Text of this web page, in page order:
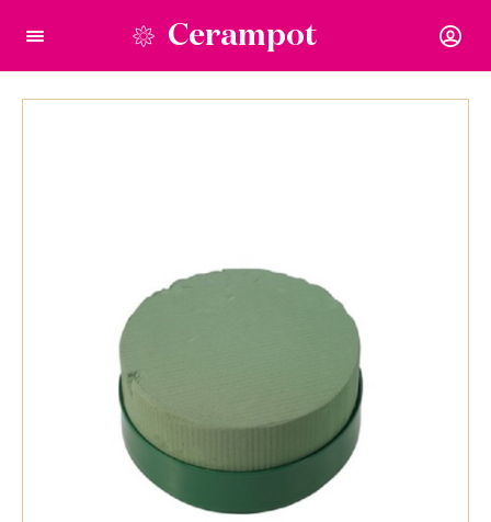
Cerampot